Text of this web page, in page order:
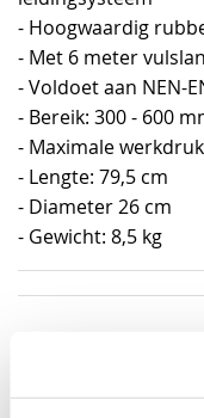
- Hoogwaardig
- Met 6 meter
- Voldoet aan NEN-
- Bereik: 300 - 600
- Maximale
- Lengte: 79,5 cm
- Diameter 26 cm
- Gewicht: 8,5 kg
Norm